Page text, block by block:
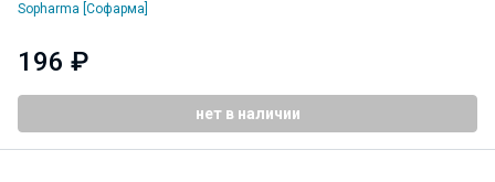
Sopharma [Софарма]
196 ₽
нет в наличии